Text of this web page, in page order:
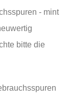
- mint
bitte die